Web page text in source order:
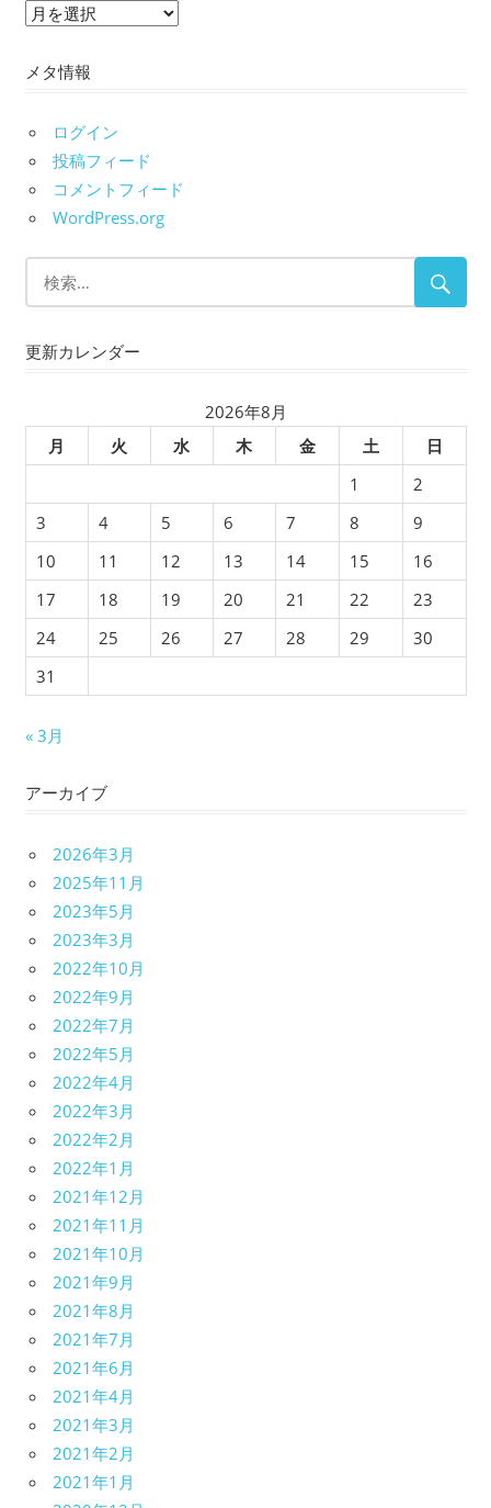
ア
カ
ブ
メタ情報
ログイン
投稿フィード
コメントフィード
WordPress.org
更新カレンダー
2026年8月
月
火 水 木 金 土
日
1
2
3
4 5 6 7 8
9
10
11 12 13 14 15
16
17
18 19 20 21 22
23
24
25 26 27 28 29
30
31
« 3月
アーカイブ
2026年3月
2025年11月
2023年5月
2023年3月
2022年10月
2022年9月
2022年7月
2022年5月
2022年4月
2022年3月
2022年2月
2022年1月
2021年12月
2021年11月
2021年10月
2021年9月
2021年8月
2021年7月
2021年6月
2021年4月
2021年3月
2021年2月
2021年1月